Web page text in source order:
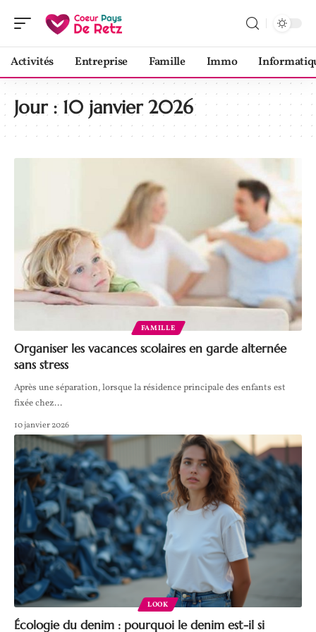
Activités Entreprise Famille Immo
Jour : 10 janvier 2026
FAMILLE
Organiser les vacances scolaires en garde alternée
sans stress
Après une séparation, lorsque la résidence principale des enfants est
fixée chez…
10 janvier 2026
LOOK
Écologie du denim : pourquoi le denim est-il si